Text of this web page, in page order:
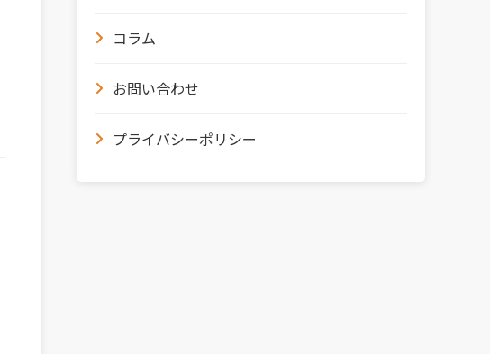
コラム
お問い合わせ
プライバシーポリシー